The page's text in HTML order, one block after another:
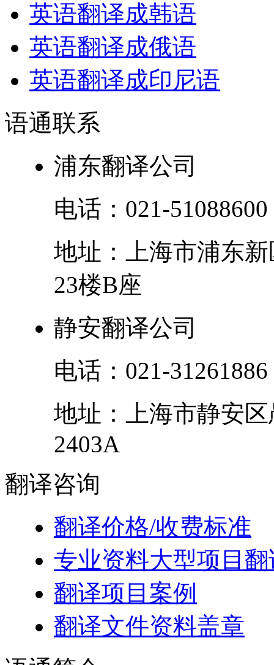
英语翻译成韩语
英语翻译成俄语
英语翻译成印尼语
语通联系
浦东翻译公司
电话： 021-51088600
地址：
上海市浦东新
23楼B座
静安翻译公司
电话： 021-31261886
地址：
上海市静安区
2403A
翻译咨询
翻译价格/收费标准
专业资料大型项目翻
翻译项目案例
翻译文件资料盖章